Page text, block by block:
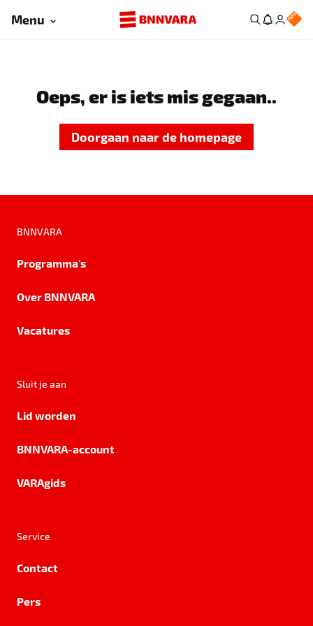
Menu
Oeps, er is iets mis gegaan..
Doorgaan naar de homepage
BNNVARA
Programma's
Over BNNVARA
Vacatures
Sluit je aan
Lid worden
BNNVARA-account
VARAgids
Service
Contact
Pers